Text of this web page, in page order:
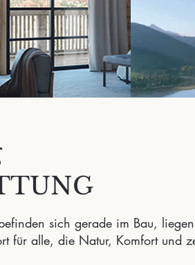
sich gerade im Bau,
für alle, die Natur, Komfort und